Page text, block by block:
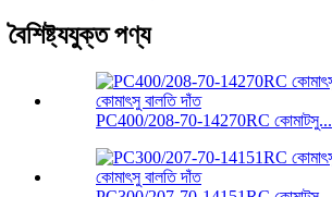
বৈশিষ্ট্যযুক্ত পণ্য
PC400/208-70-14270RC কোমাটসু...